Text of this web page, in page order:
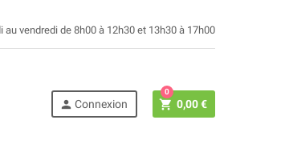
vendredi de 8h00 à 12h30 et 13h30 à 17h00
person Connexion shopping_cart 0,00 €
0